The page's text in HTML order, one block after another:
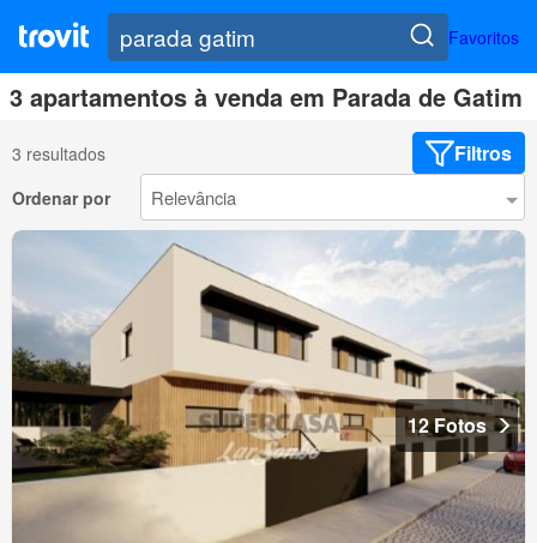
Favoritos
3 apartamentos à venda em Parada de Gatim
3 resultados Filtros
Ordenar por
12 Fotos